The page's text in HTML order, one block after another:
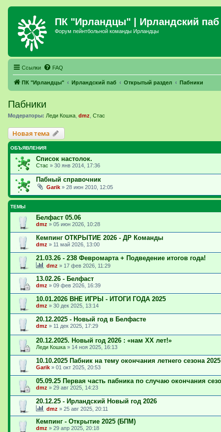
ПК "Ирландцы" | Ирландский паб
Форум пейнтбольной команды Ирландцы
Ссылки FAQ
ПК "Ирландцы" Ирландский паб Открытый раздел Пабники
Пабники
Модераторы: Леди Кошка dmz Стас
Новая тема
ОБЪЯВЛЕНИЯ
Список настолок.
Стас » 30 янв 2014, 17:36
Пабный справочник
Garik » 28 июн 2010, 12:05
ТЕМЫ
Белфаст 05.06
dmz » 05 июн 2026, 10:28
Кемпинг ОТКРЫТИЕ 2026 - ДР Команды
dmz » 11 май 2026, 13:00
21.03.26 - 238 Февромарта + Подведение итогов года!
dmz » 17 фев 2026, 11:29
13.02.26 - Белфаст
dmz » 09 фев 2026, 16:39
10.01.2026 ВНЕ ИГРЫ - ИТОГИ ГОДА 2025
dmz » 30 дек 2025, 13:14
20.12.2025 - Новый год в Белфасте
dmz » 11 дек 2025, 17:29
20.12.2025. Новый год 2026 : «нам ХХ лет!»
Леди Кошка » 14 ноя 2025, 16:13
10.10.2025 Пабник на тему окончания летнего сезона 2025
Garik » 01 окт 2025, 20:53
05.09.25 Первая часть пабника по случаю окончания
dmz » 29 авг 2025, 14:23
20.12.25 - Ирландский Новый год 2026
dmz » 25 авг 2025, 20:11
Кемпинг - Открытие 2025 (БПМ)
dmz » 29 апр 2025, 20:18